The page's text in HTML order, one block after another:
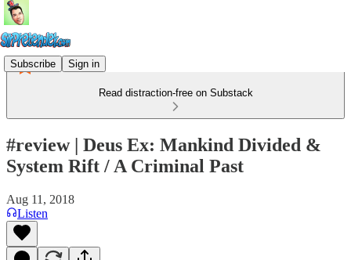
Subscribe Sign in
Read distraction-free on Substack
#review | Deus Ex: Mankind Divided &
System Rift / A Criminal Past
Aug 11, 2018
Listen